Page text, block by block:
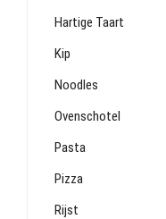
Hartige Taart
Kip
Noodles
Ovenschotel
Pasta
Pizza
Rijst